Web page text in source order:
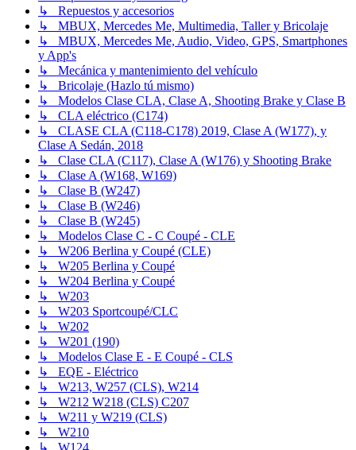
↳ Repuestos y accesorios
↳ MBUX, Mercedes Me, Multimedia, Taller y Bricolaje
↳ MBUX, Mercedes Me, Audio, Video, GPS, Smartphones
y App's
↳ Mecánica y mantenimiento del vehículo
↳ Bricolaje (Hazlo tú mismo)
↳ Modelos Clase CLA, Clase A, Shooting Brake y Clase B
↳ CLA eléctrico (C174)
↳ CLASE CLA (C118-C178) 2019, Clase A (W177), y
Clase A Sedán, 2018
↳ Clase CLA (C117), Clase A (W176) y Shooting Brake
↳ Clase A (W168, W169)
↳ Clase B (W247)
↳ Clase B (W246)
↳ Clase B (W245)
↳ Modelos Clase C - C Coupé - CLE
↳ W206 Berlina y Coupé (CLE)
↳ W205 Berlina y Coupé
↳ W204 Berlina y Coupé
↳ W203
↳ W203 Sportcoupé/CLC
↳ W202
↳ W201 (190)
↳ Modelos Clase E - E Coupé - CLS
↳ EQE - Eléctrico
↳ W213, W257 (CLS), W214
↳ W212 W218 (CLS) C207
↳ W211 y W219 (CLS)
↳ W210